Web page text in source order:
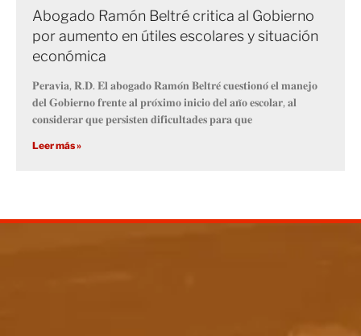
Abogado Ramón Beltré critica al Gobierno
por aumento en útiles escolares y situación
económica
𝐏𝐞𝐫𝐚𝐯𝐢𝐚, 𝐑.𝐃. 𝐄𝐥 𝐚𝐛𝐨𝐠𝐚𝐝𝐨 𝐑𝐚𝐦𝐨́𝐧 𝐁𝐞𝐥𝐭𝐫𝐞́ 𝐜𝐮𝐞𝐬𝐭𝐢𝐨𝐧𝐨́ 𝐞𝐥 𝐦𝐚𝐧𝐞𝐣𝐨
𝐝𝐞𝐥 𝐆𝐨𝐛𝐢𝐞𝐫𝐧𝐨 𝐟𝐫𝐞𝐧𝐭𝐞 𝐚𝐥 𝐩𝐫𝐨́𝐱𝐢𝐦𝐨 𝐢𝐧𝐢𝐜𝐢𝐨 𝐝𝐞𝐥 𝐚𝐧̃𝐨 𝐞𝐬𝐜𝐨𝐥𝐚𝐫, 𝐚𝐥
𝐜𝐨𝐧𝐬𝐢𝐝𝐞𝐫𝐚𝐫 𝐪𝐮𝐞 𝐩𝐞𝐫𝐬𝐢𝐬𝐭𝐞𝐧 𝐝𝐢𝐟𝐢𝐜𝐮𝐥𝐭𝐚𝐝𝐞𝐬 𝐩𝐚𝐫𝐚 𝐪𝐮𝐞
Leer más »